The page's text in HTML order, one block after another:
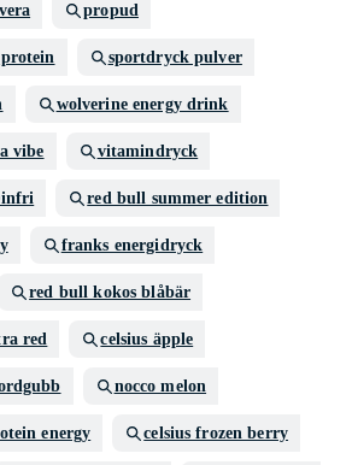
propud
sportdryck pulver
wolverine energy drink
vibe vitamindryck
red bull summer edition
franks energidryck
red bull kokos blåbär
red celsius äpple
nocco melon
energy celsius frozen berry